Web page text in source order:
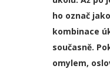
ho označ
kombinace
současně.
omylem,